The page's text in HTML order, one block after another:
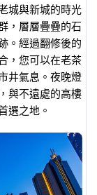
城與新城的時光
，層層疊疊的石
。經過翻修後的
，您可以在老茶
井氣息。夜晚燈
與不遠處的高樓
選之地。